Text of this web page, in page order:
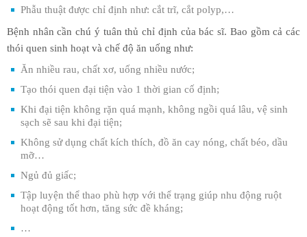
Phẫu thuật được chỉ định như: cắt trĩ, cắt polyp,…
Bệnh nhân cần chú ý tuân thủ chỉ định của bác sĩ. Bao gồm cả các
thói quen sinh hoạt và chế độ ăn uống như:
Ăn nhiều rau, chất xơ, uống nhiều nước;
Tạo thói quen đại tiện vào 1 thời gian cố định;
Khi đại tiện không rặn quá mạnh, không ngồi quá lâu, vệ sinh
sạch sẽ sau khi đại tiện;
Không sử dụng chất kích thích, đồ ăn cay nóng, chất béo, dầu
mỡ…
Ngủ đủ giấc;
Tập luyện thể thao phù hợp với thể trạng giúp nhu động ruột
hoạt động tốt hơn, tăng sức đề kháng;
…